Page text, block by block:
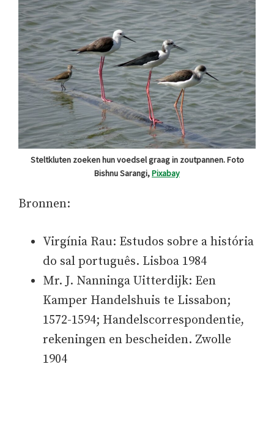
Steltkluten zoeken hun voedsel graag in zoutpannen. Foto
Bishnu Sarangi,Pixabay
Bronnen:
Virgínia Rau: Estudos sobre a história
do sal português. Lisboa 1984
Mr. J. Nanninga Uitterdijk: Een
Kamper Handelshuis te Lissabon;
1572-1594; Handelscorrespondentie,
rekeningen en bescheiden. Zwolle
1904